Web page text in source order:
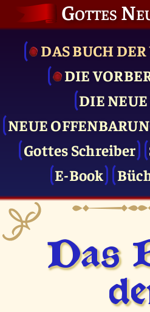
Gottes
DAS BUCH
DIE
DIE
NEUE
Gottes Schreiber
E-Book
Das